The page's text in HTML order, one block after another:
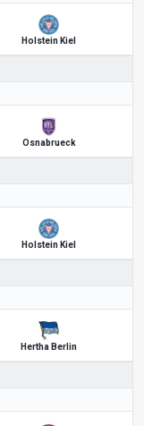
Holstein Kiel
Osnabrueck
Holstein Kiel
Hertha Berlin